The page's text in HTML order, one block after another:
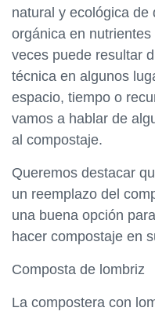
natural y ecológica de
orgánica en
veces puede resultar
técnica en algunos
espacio, tiempo o
vamos a hablar de
al compostaje.
Queremos destacar
un reemplazo del
una buena opción
hacer compostaje en
Composta de lombriz
La compostera con